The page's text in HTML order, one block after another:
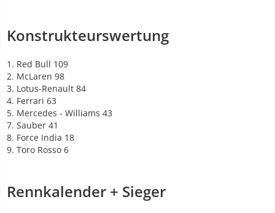
Konstrukteurswertung
1. Red Bull 109
2. McLaren 98
3. Lotus-Renault 84
4. Ferrari 63
5. Mercedes - Williams 43
7. Sauber 41
8. Force India 18
9. Toro Rosso 6
Rennkalender + Sieger